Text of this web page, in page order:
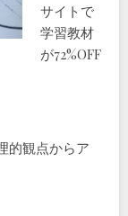
サイトで
学習教材
が72%OFF
的観点からア